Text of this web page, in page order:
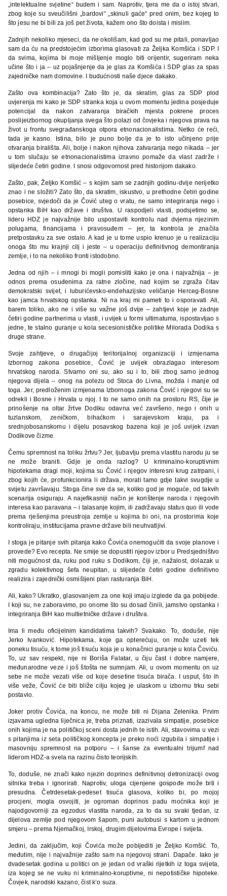
„intelektualne svjetine“ budem i sam. Naprotiv, tjera me da o istoj stvari,
zbog koje su sveučilišni „bardovi“ „skinuli gaće“ pred onim, bez kojeg to
što jesu ne bi bili za još pet života, kažem ono što doista i mislim.
Zadnjih nekoliko mjeseci, da ne okolišam, kad god su me pitali, ponavljao
sam da ću na predstojećim izborima glasovati za Željka Komšića i SDP. I
da svima, kojima bi moje mišljenje moglo biti orijentir, sugeriram neka
učine što i ja – uz pojašnjenje da je glas za Komšića i SDP glas za spas
zajedničke nam domovine. I budućnosti naše djece dakako.
Zašto ova kombinacija? Zato što je, da skratim, glas za SDP plod
uvjerenja mi kako je SDP stranka koja u ovom momentu jedina posjeduje
potencijal da nakon zatvaranja biračkih mjesta pokrene proces
poslijeizbornog okupljanja svega što polazi od čovjeka i njegova prava na
život u frontu svegrađanskoga otpora etnonacionalistima. Netko će reći,
tada je kasno. Istina, bilo je puno bolje da je to isto učinjeno prije
otvaranja birališta. Ali, bolje i nakon njihova zatvaranja nego nikada – jer
u tom slučaju se etnonacionalistima izravno pomaže da vlast zadrže i
slijedeće četiri godine. I snosi odgovornost pred historijom dakako.
Zašto, pak, Željko Komšić – s kojim sam se zadnjih godinu-dvije nerijetko
znao i ne složiti? Zato što, da skratim, iskustvo, u prethodne četiri godine
posebice, svjedoči da je Čović uteg o vratu, ne samo integriranja nego i
opstanka BiH kao države i društva. U raspodjeli vlasti, podsjetimo se,
lideru HDZ je najvažnije bilo uspostaviti kontrolu nad dvjema njezinim
polugama, financijama i pravosuđem – jer, ta kontrola je značila
pretpostavku za sve ostalo. A kad je u tome uspio krenuo je u realizaciju
onoga što mu krajnji cilj i jeste – u operaciju definitivnog demontiranja
zemlje, i to na nekoliko fronti istodobno.
Jedna od njih – i mnogi bi mogli pomisliti kako je ona i najvažnija – je
odnos prema osuđenima za ratne zločine, nad kojim se zgraža čitav
demokratski svijet, i luburićevsko-endehazijsko veličanje Herceg-Bosne
kao jamca hrvatskog opstanka. Ni na kraj mi pameti to i osporavati. Ali,
barem toliko, ako ne i više su važne još dvije – zahtjevi koje je zadnje
četiri godine partnerima u vlasti, i uvijek u formi ultimatuma, ispostavljao s
jedne, te stalno guranje u kola secesionističke politike Milorada Dodika s
druge strane.
Svoje zahtjeve, o drugačijoj teritorijalnoj organizaciji i izmjenama
Izbornog zakona posebice, Čović je uvijek obrazlagao interesom
hrvatskog naroda. Stvarno oni su, ako su i to, bili zbog samo jednog
njegova dijela – onog na potezu od Stoca do Livna, možda i manje od
toga. Jer, predloženim izmjenama Izbornoga zakona Čović i njegovi su se
odrekli i Bosne i Hrvata u njoj. I to ne samo onih na prostoru RS, čije je
prinošenje na oltar žrtve Dodiku odavna već završeno, nego i onih u
tuzlanskom, zeničkom, bihaćkom i sarajevskom kraju, pa i
srednjobosanskomu i dijelu posavskog bazena koji je još uvijek izvan
Dodikove čizme.
Čemu spremnost na toliku žrtvu? Jer, ljubavlju prema vlastitu narodu ju se
ne može braniti. Gdje je onda razlog? U kriminalno-koruptivnim
hipotekama dragi moji, kojima su Čović i njegov interesni krug zatrpani, i
zbog kojih će, profunkcionira li država, morati tamo gdje takvi svugdje u
svijetu završavaju. Stoga čine sve da se, koliko god je moguće, od takvih
scenarija osiguraju. A najefikasniji način je korištenje naroda i njegovih
interesa kao paravana – i talasanje kojim, ili zadržavaju status quo ili vode
prema rješenjima preustroja zemlje u kojima bi oni, na prostorima koje
kontroliraju, institucijama pravne države bili neuhvatljivi.
I stoga je pitanje svih pitanja kako Čovića onemogućiti da svoje planove i
provede? Evo recepta. Ne smije se dopustiti njegov izbor u Predsjedništvo
niti mogućnost da, ruku pod ruku s Dodikom, čiji je, nažalost, dolazak u
zgradu kolektivnog šefa neupitan, u slijedeće četiri godine definitivno
realizira i zajednički osmišljeni plan rasturanja BiH.
Ali, kako? Ukratko, glasovanjem za one koji imaju izglede da ga pobijede.
I koji su, ne zaboravimo, po onome što su dosad činili, jamstvo opstanka i
integriranja BiH kao multietničke države i društva.
Ima li među oficijelnim kandidatima takvih? Svakako. To, doduše, nije
Jerko Ivanković. Hipotekama, koje ga opterećuju, on može uzeti tek
poneku tisuću, k tome još tisuću koja je u konačnici guranje u kola Čoviću.
To, uz sav respekt, nije ni Boriša Falatar, u čiju čast i dobre namjere,
međunarodne veze i još štošta ne sumnjam. Ali, u ovom momentu on uz
sebe ne može vezati više od koje desetine tisuća birača. I usput, što ih
više veže, Čović će biti bliže cilju kojeg je ulaskom u izbornu trku sebi
postavio.
Joker protiv Čovića, na koncu, ne može biti ni Dijana Zelenika. Prvim
izjavama ugledna liječnica je, treba priznati, izazivala simpatije, posebice
onih kojima je na političkoj sceni dosta jednih te istih. Ali, stavovima u vezi
s pitanjima iz seta političkog koncepta je preko noći izgubila i simpatije i
masovniju spremnost na potporu – i šanse za eventualni trijumf nad
liderom HDZ-a svela na razinu čisto teorijskih.
To, doduše, ne znači kako njezin doprinos definitivnoj detronizaciji ovog
silnika treba i ignorirati. Naprotiv, uloga cijenjene gospođe može biti i
presudna. Četrdesetak-pedeset tisuća glasova, koliko bi, po mojoj
procjeni, mogla osvojiti, je ogroman doprinos padu moćnika koji je
najodgovorniji za egzodus vlastita naroda, za to da su svaki tjedan, iz
dijelova zemlje pod njegovom šapom, puni autobusi s kartom u jednom
smjeru – prema Njemačkoj, Irskoj, drugim dijelovima Evrope i svijeta.
Jedini, da zaključim, koji Čovića može pobijediti je Željko Komšić. To,
međutim, nije i najvažnije zašto sam na njegovoj strani. Dapače. Iako je
dvadesetak godina u politici on je jedan od vraški rijetkih iz toga svijeta,
iza kojeg se ne vuku ni kriminalno-koruptivne, ni nepotističke hipoteke.
Čovjek, narodski kazano, čist k’o suza.